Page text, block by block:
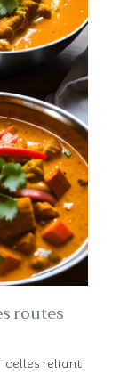
routes
celles reliant